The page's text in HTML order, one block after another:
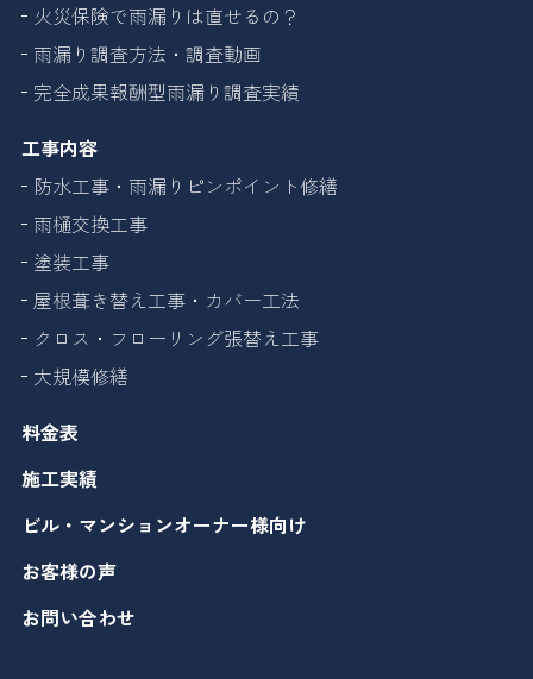
火災保険で雨漏りは直せるの？
雨漏り調査方法・調査動画
完全成果報酬型雨漏り調査実績
工事内容
防水工事・雨漏りピンポイント修繕
雨樋交換工事
塗装工事
屋根葺き替え工事・カバー工法
クロス・フローリング張替え工事
大規模修繕
料金表
施工実績
ビル・マンションオーナー様向け
お客様の声
お問い合わせ